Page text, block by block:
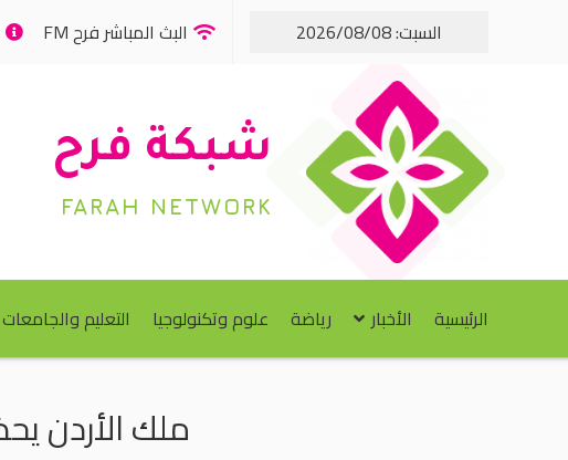
السبت: 2026/08/08 البث المباشر فرح FM
شبكة فرح
FARAH NETWORK
الرئيسية الأخبار رياضة علوم وتكنولوجيا التعليم والجامعات
ملك الأردن